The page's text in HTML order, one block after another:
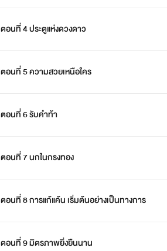
ตอนที่ 4 ประตูแห่งดวงดาว
ตอนที่ 5 ความสวยเหนือใคร
ตอนที่ 6 รับคำท้า
ตอนที่ 7 นกในกรงทอง
ตอนที่ 8 การแก้แค้น เริ่มต้นอย่างเป็นทางการ
ตอนที่ 9 มิตรภาพยิ่งยืนนาน